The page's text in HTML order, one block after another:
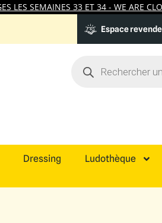
LES SEMAINES 33 ET 34 - WE ARE
Espace
Dressing Ludothèque